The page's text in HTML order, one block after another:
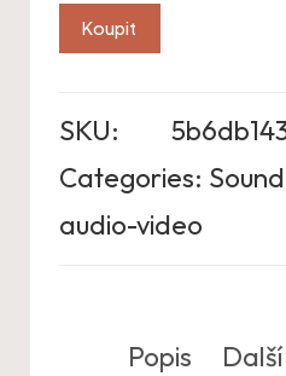
Koupit
SKU:
Categories:
audio-video
Popis